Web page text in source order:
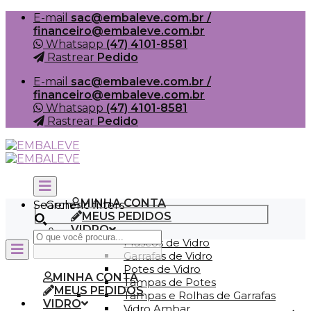
Skip
content
E-mail sac@embaleve.com.br /
financeiro@embaleve.com.br
Whatsapp (47) 4101-8581
Rastrear Pedido
E-mail sac@embaleve.com.br /
financeiro@embaleve.com.br
Whatsapp (47) 4101-8581
Rastrear Pedido
MINHA CONTA
MEUS PEDIDOS
VIDRO
Frascos de Vidro
Garrafas de Vidro
Potes de Vidro
Tampas de Potes
Tampas e Rolhas de Garrafas
Search
Generic filters
MINHA CONTA
MEUS PEDIDOS
VIDRO